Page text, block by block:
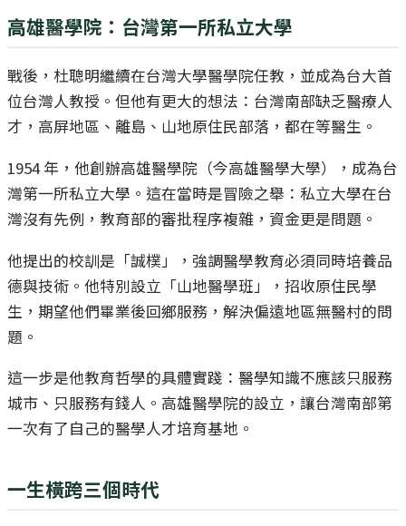
高雄醫學院：台灣第一所私立大學
戰後，杜聰明繼續在台灣大學醫學院任教，並成為台大首
位台灣人教授。但他有更大的想法：台灣南部缺乏醫療人
才，高屏地區、離島、山地原住民部落，都在等醫生。
1954 年，他創辦高雄醫學院（今高雄醫學大學），成為台
灣第一所私立大學。這在當時是冒險之舉：私立大學在台
灣沒有先例，教育部的審批程序複雜，資金更是問題。
他提出的校訓是「誠樸」，強調醫學教育必須同時培養品
德與技術。他特別設立「山地醫學班」，招收原住民學
生，期望他們畢業後回鄉服務，解決偏遠地區無醫村的問
題。
這一步是他教育哲學的具體實踐：醫學知識不應該只服務
城市、只服務有錢人。高雄醫學院的設立，讓台灣南部第
一次有了自己的醫學人才培育基地。
一生橫跨三個時代